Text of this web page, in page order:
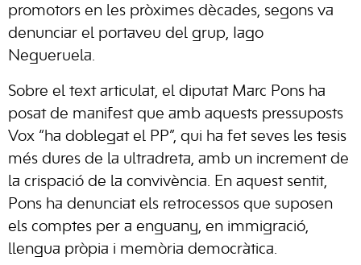
promotors en les pròximes dècades, segons va
denunciar el portaveu del grup, Iago
Negueruela.
Sobre el text articulat, el diputat Marc Pons ha
posat de manifest que amb aquests pressuposts
Vox “ha doblegat el PP”, qui ha fet seves les tesis
més dures de la ultradreta, amb un increment de
la crispació de la convivència. En aquest sentit,
Pons ha denunciat els retrocessos que suposen
els comptes per a enguany, en immigració,
llengua pròpia i memòria democràtica.